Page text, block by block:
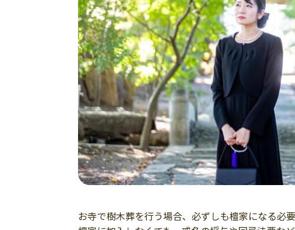
お寺で樹木葬を行う場合、必ずしも檀家になる必